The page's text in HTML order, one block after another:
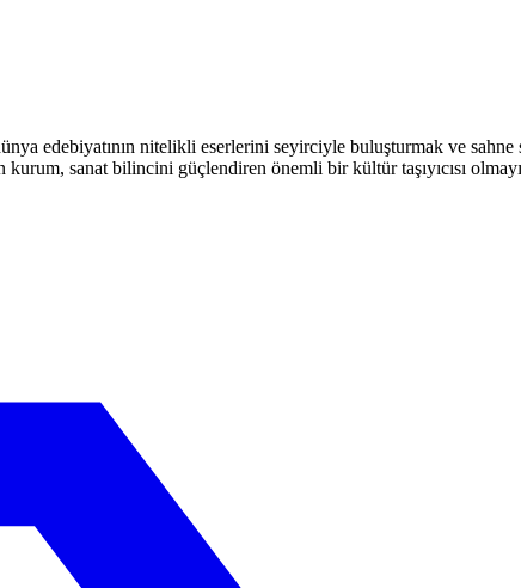
edebiyatının nitelikli eserlerini seyirciyle buluşturmak ve sahne
sanat bilincini güçlendiren önemli bir kültür taşıyıcısı